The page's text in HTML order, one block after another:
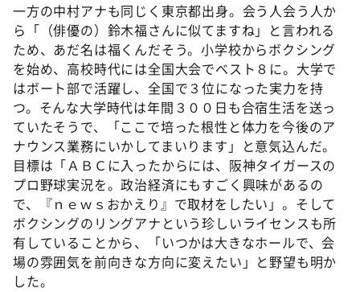
一方の中村アナも同じく東京都出身。会う人会う人か
ら「（俳優の）鈴木福さんに似てますね」と言われる
ため、あだ名は福くんだそう。小学校からボクシング
を始め、高校時代には全国大会でベスト８に。大学で
はボート部で活躍し、全国で３位になった実力を持
つ。そんな大学時代は年間３００日も合宿生活を送っ
ていたそうで、「ここで培った根性と体力を今後のア
ナウンス業務にいかしてまいります」と意気込んだ。
目標は「ＡＢＣに入ったからには、阪神タイガースの
プロ野球実況を。政治経済にもすごく興味があるの
で、『ｎｅｗｓおかえり』で取材をしたい」。そして
ボクシングのリングアナという珍しいライセンスも所
有していることから、「いつかは大きなホールで、会
場の雰囲気を前向きな方向に変えたい」と野望も明か
した。